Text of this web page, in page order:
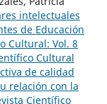
intelectuales
de Educación
Cultural: Vol. 8
Cultural
de calidad
relación con la
Científico